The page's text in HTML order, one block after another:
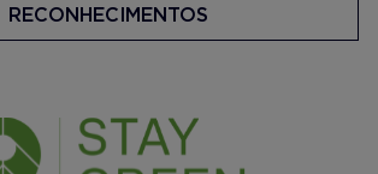
RECONHECIMENTOS